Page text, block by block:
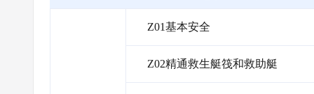
Z01基本安全
Z02精通救生艇筏和救助艇